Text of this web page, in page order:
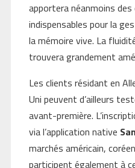
apportera néanmoins
indispensables pour la
la mémoire vive. La
trouvera grandement
Les clients résidant en
Uni peuvent d’ailleurs
avant-première.
via l’application native
marchés américain,
participent également à